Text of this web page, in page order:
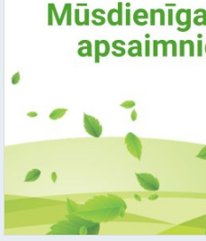
Saistītie raksti: